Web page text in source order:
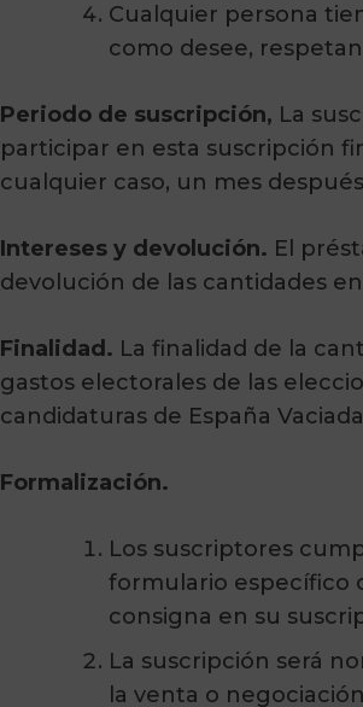
Cualquier persona
como desee,
Periodo de suscripción, La
participar en esta suscripción
cualquier caso, un mes
Intereses y devolución. El
devolución de las cantidades
Finalidad. La finalidad de la
gastos electorales de las
candidaturas de España
Formalización.
Los suscriptores
formulario específico
consigna en su
La suscripción será
la venta o